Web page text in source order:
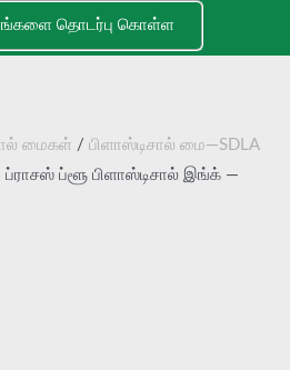
தொடர்பு கொள்ள
மைகள் / பிளாஸ்டிசால் மை—SDLA
ப்ராசஸ் ப்ளூ பிளாஸ்டிசால் இங்க் —